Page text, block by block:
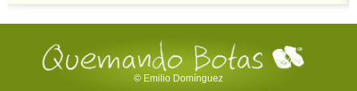
© Emilio Domínguez